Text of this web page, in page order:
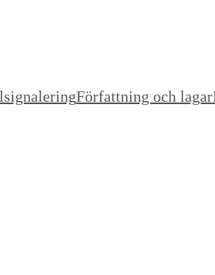
Författning och lagar